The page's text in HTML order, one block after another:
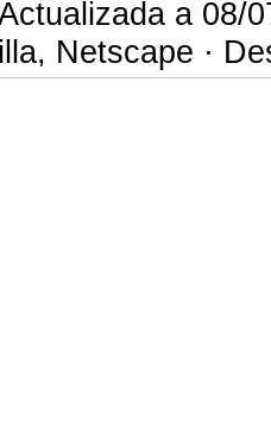
Actualizada a 08/
Netscape ·